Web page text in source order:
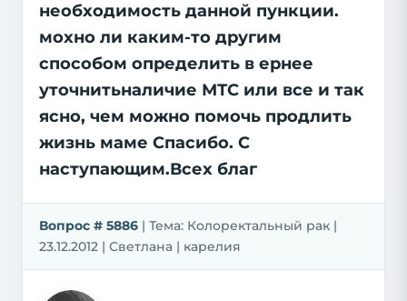
необходимость данной пункции.
мохно ли каким-то другим
способом определить в ернее
уточнитьналичие МТС или все и так
ясно, чем можно помочь продлить
жизнь маме Спасибо. С
наступающим.Всех благ
Вопрос # 5886 | Тема: Колоректальный рак |
23.12.2012 | Светлана | карелия